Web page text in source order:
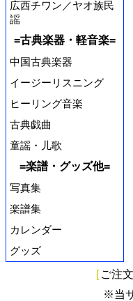
広西チワン／ヤオ族民
謡
=古典楽器・軽音楽=
中国古典楽器
イージーリスニング
ヒーリング音楽
古典戯曲
童謡・儿歌
=楽譜・グッズ他=
写真集
楽譜集
カレンダー
グッズ
[ ご注
※当